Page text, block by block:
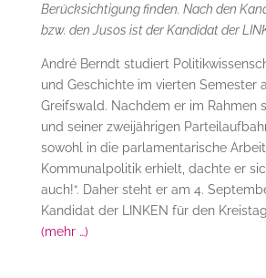
Berücksichtigung finden. Nach den
bzw. den Jusos ist der Kandidat der
André Berndt studiert
und Geschichte im vierten Semester
Greifswald. Nachdem er im Rahmen
und seiner zweijährigen
sowohl in die parlamentarische
Kommunalpolitik erhielt, dachte er
auch!“. Daher steht er am 4.
Kandidat der LINKEN für den
(mehr …)